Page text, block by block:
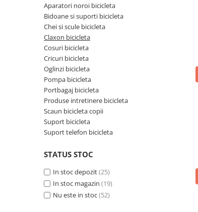
Biciclete de trekking
Accesorii biciclete
Scaun bicicleta copii
Chei si scule bicicleta
Portbagaj bicicleta
Antifurt bicicleta
Cosuri bicicleta
Pompa bicicleta
Accesorii biciclete copii
Claxon bicicleta
Aparatori noroi bicicleta
Bidoane si suporti bicicleta
Chei si scule bicicleta
Claxon bicicleta
Cosuri bicicleta
Cricuri bicicleta
Oglinzi bicicleta
Pompa bicicleta
Portbagaj bicicleta
Produse intretinere bicicleta
Scaun bicicleta copii
Suport bicicleta
Suport telefon bicicleta
STATUS STOC
In stoc depozit(25)
In stoc magazin (19)
Nu este in stoc(52)